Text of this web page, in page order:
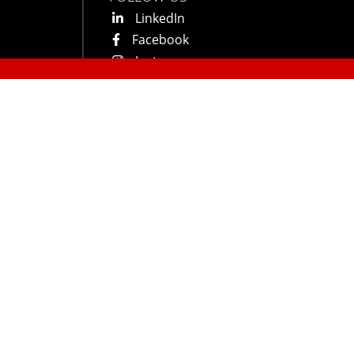
LinkedIn
Facebook
Instagram
YouTube